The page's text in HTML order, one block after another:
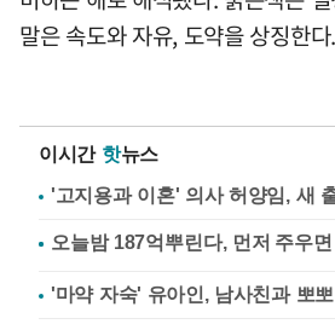
말은 속도와 자유, 도약을 상징한다.
이시간 핫뉴스
'고지용과 이혼' 의사 허양임, 새
'마약 자숙' 유아인, 남사친과 뽀